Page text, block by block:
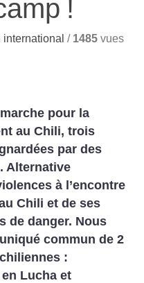
!
/ 1485 vues
pour la
au Chili, trois
par des
Alternative
à l’encontre
Chili et de ses
de danger. Nous
commun de 2
:
Lucha et